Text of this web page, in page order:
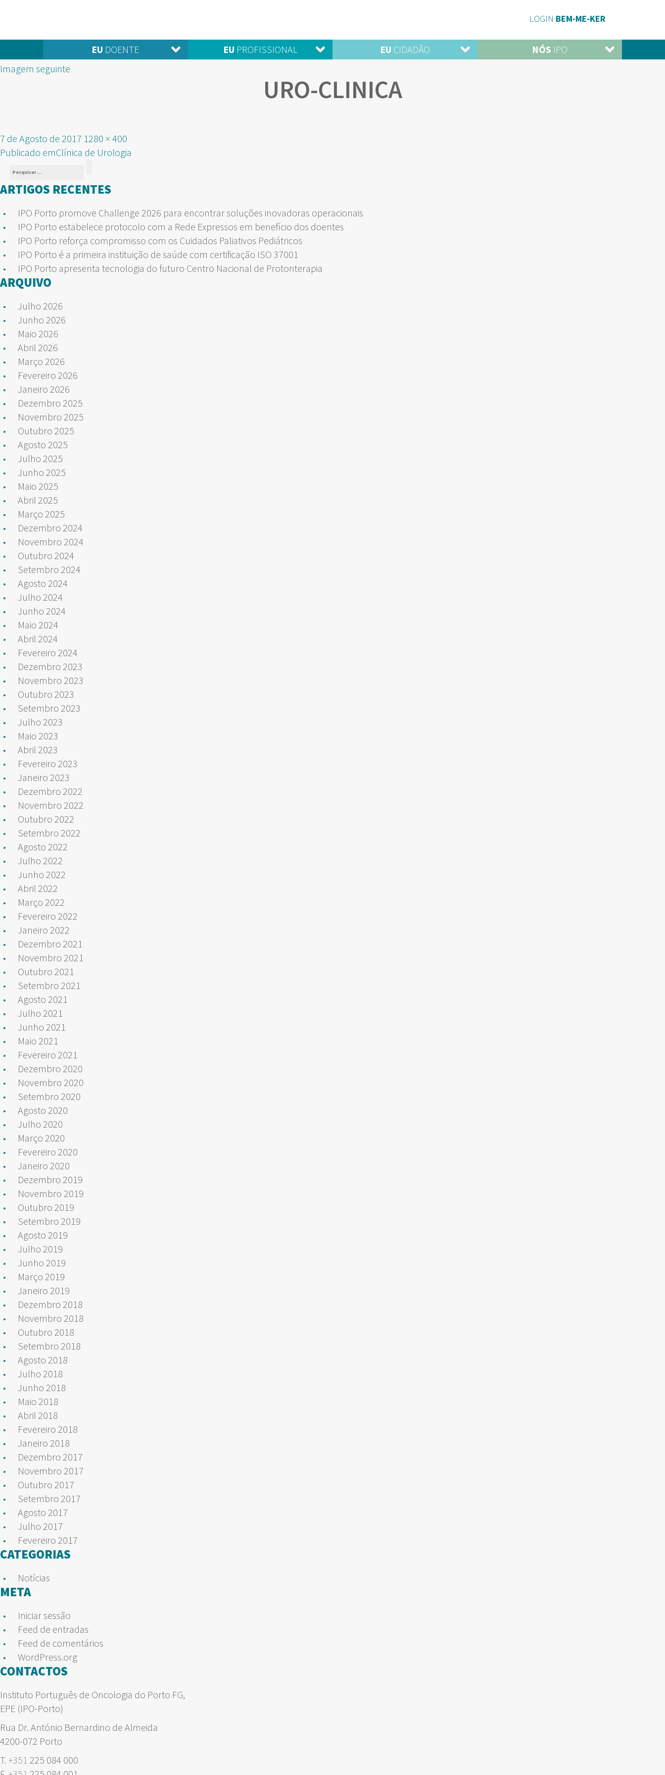
LOGIN BEM-ME-KER
EU DOENTE EU PROFISSIONAL EU CIDADÃO NÓS IPO
Imagem seguinte
URO-CLINICA
Publicado
em
7 de Agosto de 2017 Tamanho
real
1280 × 400
NAVEGAÇÃO
DE
ARTIGOS
Publicado emClínica de Urologia
Pesquisar
por:
ARTIGOS RECENTES
IPO Porto promove Challenge 2026 para encontrar soluções inovadoras operacionais
IPO Porto estabelece protocolo com a Rede Expressos em benefício dos doentes
IPO Porto reforça compromisso com os Cuidados Paliativos Pediátricos
IPO Porto é a primeira instituição de saúde com certificação ISO 37001
IPO Porto apresenta tecnologia do futuro Centro Nacional de Protonterapia
ARQUIVO
Julho 2026
Junho 2026
Maio 2026
Abril 2026
Março 2026
Fevereiro 2026
Janeiro 2026
Dezembro 2025
Novembro 2025
Outubro 2025
Agosto 2025
Julho 2025
Junho 2025
Maio 2025
Abril 2025
Março 2025
Dezembro 2024
Novembro 2024
Outubro 2024
Setembro 2024
Agosto 2024
Julho 2024
Junho 2024
Maio 2024
Abril 2024
Fevereiro 2024
Dezembro 2023
Novembro 2023
Outubro 2023
Setembro 2023
Julho 2023
Maio 2023
Abril 2023
Fevereiro 2023
Janeiro 2023
Dezembro 2022
Novembro 2022
Outubro 2022
Setembro 2022
Agosto 2022
Julho 2022
Junho 2022
Abril 2022
Março 2022
Fevereiro 2022
Janeiro 2022
Dezembro 2021
Novembro 2021
Outubro 2021
Setembro 2021
Agosto 2021
Julho 2021
Junho 2021
Maio 2021
Fevereiro 2021
Dezembro 2020
Novembro 2020
Setembro 2020
Agosto 2020
Julho 2020
Março 2020
Fevereiro 2020
Janeiro 2020
Dezembro 2019
Novembro 2019
Outubro 2019
Setembro 2019
Agosto 2019
Julho 2019
Junho 2019
Março 2019
Janeiro 2019
Dezembro 2018
Novembro 2018
Outubro 2018
Setembro 2018
Agosto 2018
Julho 2018
Junho 2018
Maio 2018
Abril 2018
Fevereiro 2018
Janeiro 2018
Dezembro 2017
Novembro 2017
Outubro 2017
Setembro 2017
Agosto 2017
Julho 2017
Fevereiro 2017
CATEGORIAS
Notícias
META
Iniciar sessão
Feed de entradas
Feed de comentários
WordPress.org
CONTACTOS
Instituto Português de Oncologia do Porto FG,
EPE (IPO-Porto)
Rua Dr. António Bernardino de Almeida
4200-072 Porto
T. +351 225 084 000